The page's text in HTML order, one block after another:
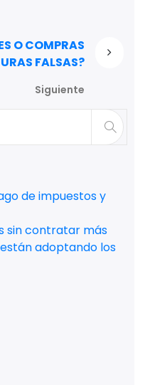
O COMPRAS
FALSAS?
Siguiente
de impuestos y
sin contratar más
adoptando los